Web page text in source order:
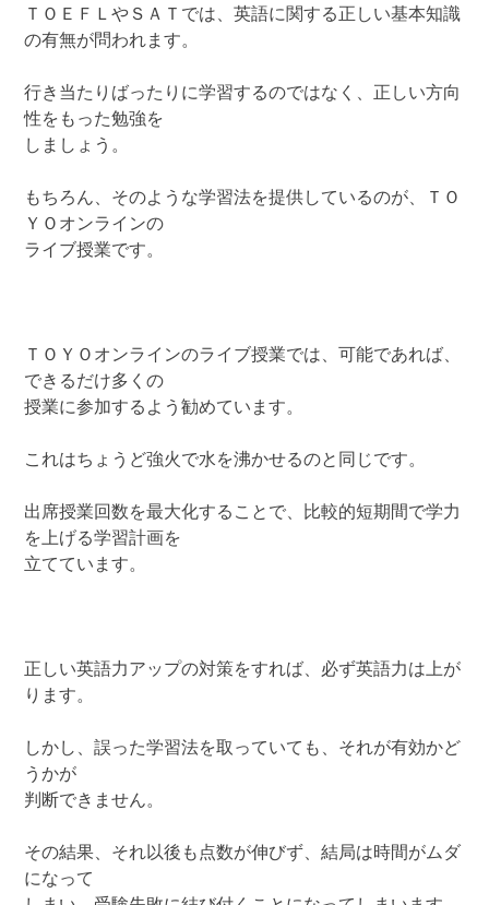
ＴＯＥＦＬやＳＡＴでは、英語に関する正しい基本知識
の有無が問われます。
行き当たりばったりに学習するのではなく、正しい方向
性をもった勉強を
しましょう。
もちろん、そのような学習法を提供しているのが、ＴＯ
ＹＯオンラインの
ライブ授業です。
ＴＯＹＯオンラインのライブ授業では、可能であれば、
できるだけ多くの
授業に参加するよう勧めています。
これはちょうど強火で水を沸かせるのと同じです。
出席授業回数を最大化することで、比較的短期間で学力
を上げる学習計画を
立てています。
正しい英語力アップの対策をすれば、必ず英語力は上が
ります。
しかし、誤った学習法を取っていても、それが有効かど
うかが
判断できません。
その結果、それ以後も点数が伸びず、結局は時間がムダ
になって